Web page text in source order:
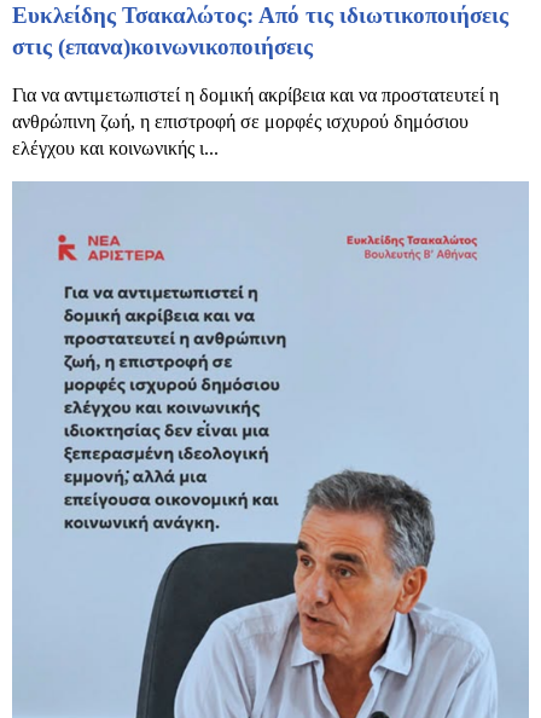
Ευκλείδης Τσακαλώτος: Από τις ιδιωτικοποιήσεις
στις (επανα)κοινωνικοποιήσεις
Για να αντιμετωπιστεί η δομική ακρίβεια και να προστατευτεί η
ανθρώπινη ζωή, η επιστροφή σε μορφές ισχυρού δημόσιου
ελέγχου και κοινωνικής ι...